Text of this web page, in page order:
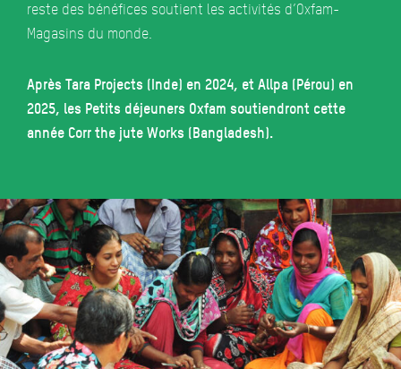
reste des bénéfices soutient les activités d’Oxfam-
Magasins du monde.
Après Tara Projects (Inde) en 2024, et Allpa (Pérou) en
2025, les Petits déjeuners Oxfam soutiendront cette
année Corr the jute Works (Bangladesh).